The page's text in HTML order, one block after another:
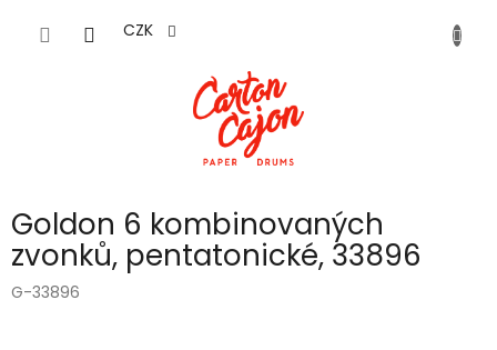
CZK
Goldon 6 kombinovaných
zvonků, pentatonické, 33896
G-33896